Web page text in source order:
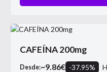
CAFEÍNA 200mg
Desde:~9.86€ -37.95%